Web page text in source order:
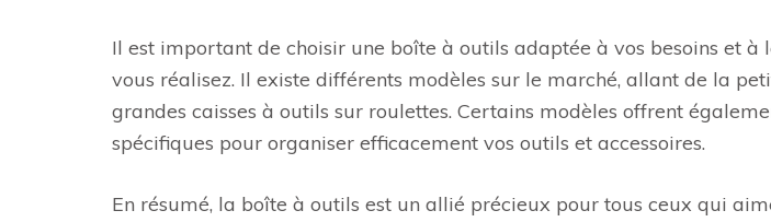
Il est important de choisir une boîte à outils adaptée à vos besoins et
vous réalisez. Il existe différents modèles sur le marché, allant de la
grandes caisses à outils sur roulettes. Certains modèles offrent
spécifiques pour organiser efficacement vos outils et accessoires.
En résumé, la boîte à outils est un allié précieux pour tous ceux qui